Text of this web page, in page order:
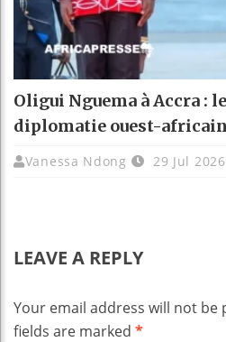
Oligui Nguema à Accra :
diplomatie ouest-
Vanessa Ndong 29 Jul 2026
LEAVE A REPLY
Your email address will not be
fields are marked *